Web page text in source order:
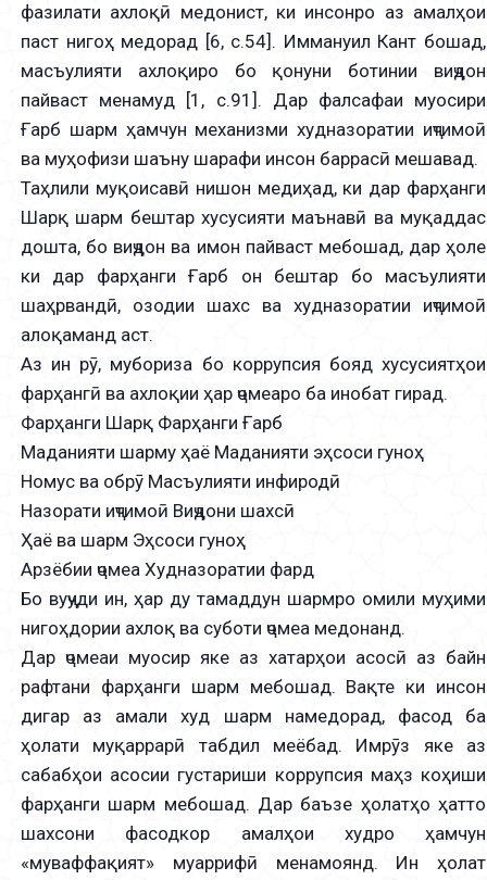
фазилати ахлоқӣ медонист, ки инсонро аз амалҳои
паст нигоҳ медорад [6, с.54]. Иммануил Кант бошад,
масъулияти ахлоқиро бо қонуни ботинии виҷдон
пайваст менамуд [1, с.91]. Дар фалсафаи муосири
Ғарб шарм ҳамчун механизми худназоратии иҷтимоӣ
ва муҳофизи шаъну шарафи инсон баррасӣ мешавад.
Таҳлили муқоисавӣ нишон медиҳад, ки дар фарҳанги
Шарқ шарм бештар хусусияти маънавӣ ва муқаддас
дошта, бо виҷдон ва имон пайваст мебошад, дар ҳоле
ки дар фарҳанги Ғарб он бештар бо масъулияти
шаҳрвандӣ, озодии шахс ва худназоратии иҷтимоӣ
алоқаманд аст.
Аз ин рӯ, мубориза бо коррупсия бояд хусусиятҳои
фарҳангӣ ва ахлоқии ҳар ҷомеаро ба инобат гирад.
Фарҳанги Шарқ Фарҳанги Ғарб
Маданияти шарму ҳаё Маданияти эҳсоси гуноҳ
Номус ва обрӯ Масъулияти инфиродӣ
Назорати иҷтимоӣ Виҷдони шахсӣ
Ҳаё ва шарм Эҳсоси гуноҳ
Арзёбии ҷомеа Худназоратии фард
Бо вуҷуди ин, ҳар ду тамаддун шармро омили муҳими
нигоҳдории ахлоқ ва суботи ҷомеа медонанд.
Дар ҷомеаи муосир яке аз хатарҳои асосӣ аз байн
рафтани фарҳанги шарм мебошад. Вақте ки инсон
дигар аз амали худ шарм намедорад, фасод ба
ҳолати муқаррарӣ табдил меёбад. Имрӯз яке аз
сабабҳои асосии густариши коррупсия маҳз коҳиши
фарҳанги шарм мебошад. Дар баъзе ҳолатҳо ҳатто
шахсони фасодкор амалҳои худро ҳамчун
«муваффақият» муаррифӣ менамоянд. Ин ҳолат